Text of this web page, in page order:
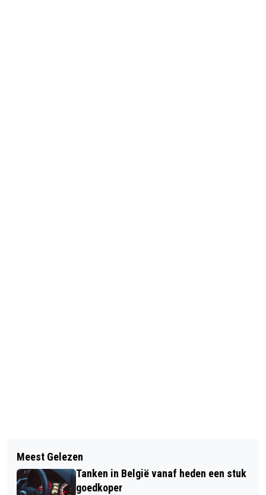
GROEI AANTAL WONINGEN IN
BRABANT VERSNELT WEER
WINNAARS EVENWICHT SPORTGALA
2025
Meest Gelezen
Tanken in België vanaf heden een stuk
goedkoper